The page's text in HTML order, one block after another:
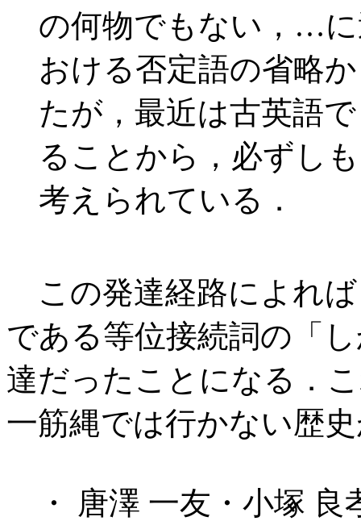
の何物でもない，…
おける否定語の省略
たが，最近は古英語
ることから，必ずし
考えられている．
この発達経路によれ
である等位接続詞の「
達だったことになる．
一筋縄では行かない歴
・ 唐澤 一友・小塚 良